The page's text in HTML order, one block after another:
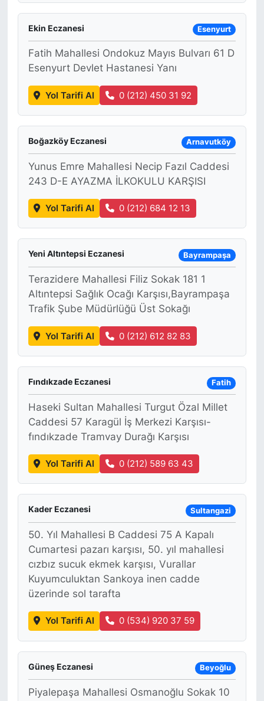
Ekin Eczanesi Esenyurt
Fatih Mahallesi Ondokuz Mayıs Bulvarı 61 D
Esenyurt Devlet Hastanesi Yanı
Yol Tarifi Al 0 (212) 450 31 92
Boğazköy Eczanesi Arnavutköy
Yunus Emre Mahallesi Necip Fazıl Caddesi
243 D-E AYAZMA İLKOKULU KARŞISI
Yol Tarifi Al 0 (212) 684 12 13
Yeni Altıntepsi Eczanesi Bayrampaşa
Terazidere Mahallesi Filiz Sokak 181 1
Altıntepsi Sağlık Ocağı Karşısı,Bayrampaşa
Trafik Şube Müdürlüğü Üst Sokağı
Yol Tarifi Al 0 (212) 612 82 83
Fındıkzade Eczanesi Fatih
Haseki Sultan Mahallesi Turgut Özal Millet
Caddesi 57 Karagül İş Merkezi Karşısı-
fındıkzade Tramvay Durağı Karşısı
Yol Tarifi Al 0 (212) 589 63 43
Kader Eczanesi Sultangazi
50. Yıl Mahallesi B Caddesi 75 A Kapalı
Cumartesi pazarı karşısı, 50. yıl mahallesi
cızbız sucuk ekmek karşısı, Vurallar
Kuyumculuktan Sankoya inen cadde
üzerinde sol tarafta
Yol Tarifi Al 0 (534) 920 37 59
Güneş Eczanesi Beyoğlu
Piyalepaşa Mahallesi Osmanoğlu Sokak 10